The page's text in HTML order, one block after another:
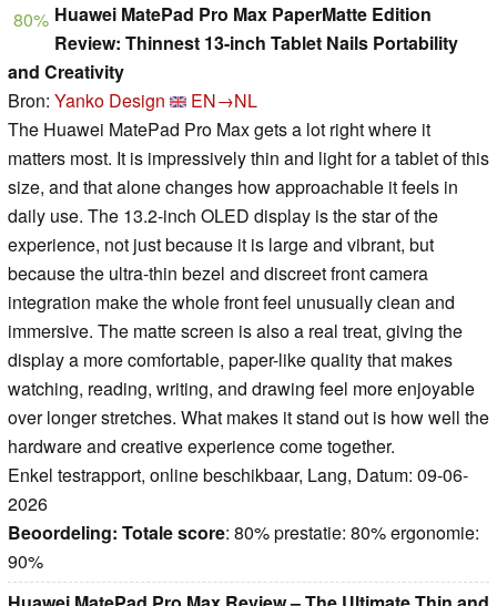
80% Huawei MatePad Pro Max PaperMatte Edition
Review: Thinnest 13-inch Tablet Nails Portability
and Creativity
Bron: Yanko Design
EN→NL
The Huawei MatePad Pro Max gets a lot right where it
matters most. It is impressively thin and light for a tablet of this
size, and that alone changes how approachable it feels in
daily use. The 13.2-inch OLED display is the star of the
experience, not just because it is large and vibrant, but
because the ultra-thin bezel and discreet front camera
integration make the whole front feel unusually clean and
immersive. The matte screen is also a real treat, giving the
display a more comfortable, paper-like quality that makes
watching, reading, writing, and drawing feel more enjoyable
over longer stretches. What makes it stand out is how well the
hardware and creative experience come together.
Enkel testrapport, online beschikbaar, Lang, Datum: 09-06-
2026
Beoordeling: Totale score: 80% prestatie: 80% ergonomie:
90%